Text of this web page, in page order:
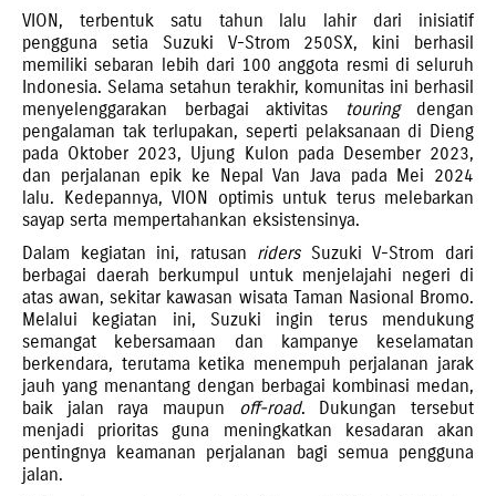
VION, terbentuk satu tahun lalu lahir dari inisiatif
pengguna setia Suzuki V-Strom 250SX, kini berhasil
memiliki sebaran lebih dari 100 anggota resmi di seluruh
Indonesia. Selama setahun terakhir, komunitas ini berhasil
menyelenggarakan berbagai aktivitas
touringdengan
pengalaman tak terlupakan, seperti pelaksanaan di Dieng
pada Oktober 2023, Ujung Kulon pada Desember 2023,
dan perjalanan epik ke Nepal Van Java pada Mei 2024
lalu. Kedepannya, VION optimis untuk terus melebarkan
sayap serta mempertahankan eksistensinya.
Dalam kegiatan ini, ratusan ridersSuzuki V-Strom dari
berbagai daerah berkumpul untuk menjelajahi negeri di
atas awan, sekitar kawasan wisata Taman Nasional Bromo.
Melalui kegiatan ini, Suzuki ingin terus mendukung
semangat kebersamaan dan kampanye keselamatan
berkendara, terutama ketika menempuh perjalanan jarak
jauh yang menantang dengan berbagai kombinasi medan,
baik jalan raya maupun off-road. Dukungan tersebut
menjadi prioritas guna meningkatkan kesadaran akan
pentingnya keamanan perjalanan bagi semua pengguna
jalan.